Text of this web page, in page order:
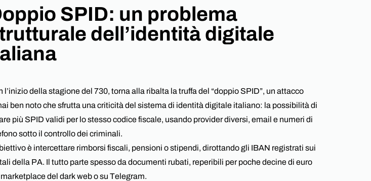
di fiducia,
supporto
Consulting
Assessment
Awareness
System Integration
Managed Services
NIS2
Webinar ABC-yber
SPID: un problema
dell’identità digitale
l’inizio della stagione del 730, torna alla ribalta la truffa del “doppio SPID”, un attacco
ben noto che sfrutta una criticità del sistema di identità digitale italiano: la possibilità di
più SPID validi per lo stesso codice fiscale, usando provider diversi, email e numeri di
sotto il controllo dei criminali.
è intercettare rimborsi fiscali, pensioni o stipendi, dirottando gli IBAN registrati sui
della PA. Il tutto parte spesso da documenti rubati, reperibili per poche decine di euro
del dark web o su Telegram.